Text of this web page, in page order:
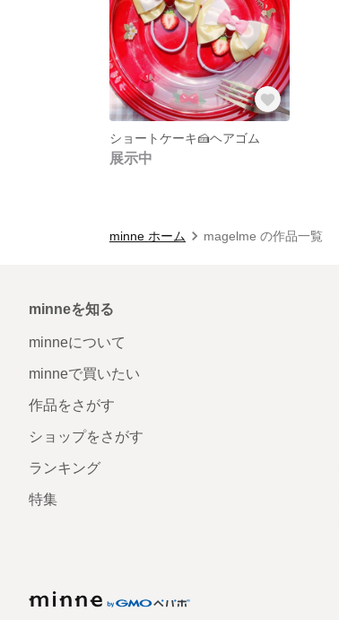
ショートケーキ🍰ヘアゴム
展示中
minne ホーム magelme の作品一覧
minneを知る
minneについて
minneで買いたい
作品をさがす
ショップをさがす
ランキング
特集